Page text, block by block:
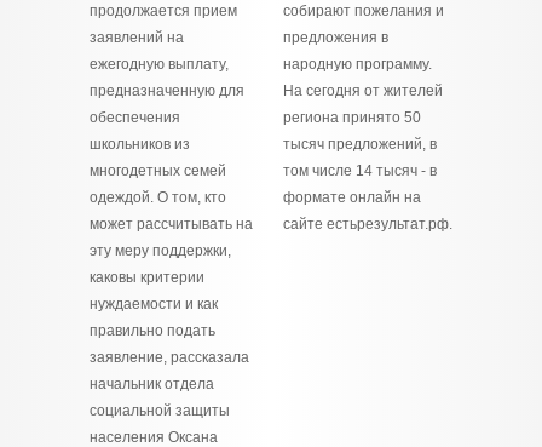
продолжается прием
заявлений на
ежегодную выплату,
предназначенную для
обеспечения
школьников из
многодетных семей
одеждой. О том, кто
может рассчитывать на
эту меру поддержки,
каковы критерии
нуждаемости и как
правильно подать
заявление, рассказала
начальник отдела
социальной защиты
населения Оксана
собирают пожелания и
предложения в
народную программу.
На сегодня от жителей
региона принято 50
тысяч предложений, в
том числе 14 тысяч - в
формате онлайн на
сайте естьрезультат.рф.